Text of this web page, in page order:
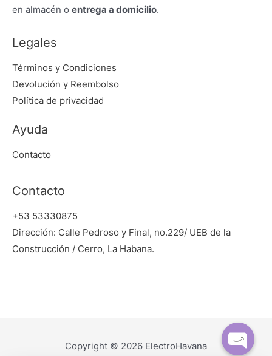
en almacén o entrega a domicilio.
Legales
Términos y Condiciones
Devolución y Reembolso
Política de privacidad
Ayuda
Contacto
Contacto
+53 53330875
Dirección: Calle Pedroso y Final, no.229/ UEB de la
Construcción / Cerro, La Habana.
Copyright © 2026 ElectroHavana